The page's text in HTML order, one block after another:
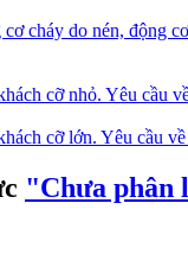
cháy do nén, động
cỡ nhỏ. Yêu cầu
cỡ lớn. Yêu cầu
"Chưa phân